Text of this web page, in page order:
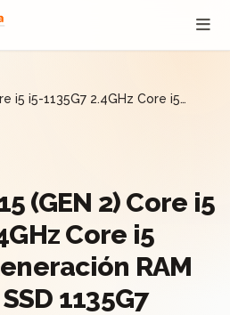
i5 i5-1135G7 2.4GHz Core i5
(GEN 2) Core i5
Core i5
RAM
1135G7